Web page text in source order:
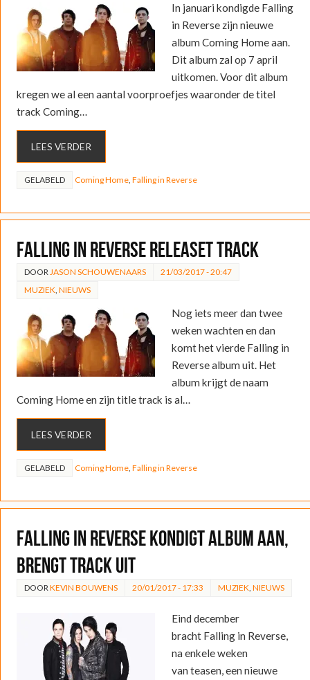
In januari kondigde Falling
in Reverse zijn nieuwe
album Coming Home aan.
Dit album zal op 7 april
uitkomen. Voor dit album
kregen we al een aantal voorproefjes waaronder de titel
track Coming…
LEES VERDER
GELABELD Coming Home, Falling in Reverse
Falling in Reverse releaset track
DOOR JASON SCHOUWENAARS
21/03/2017 - 20:47
MUZIEK NIEUWS
Nog iets meer dan twee
weken wachten en dan
komt het vierde Falling in
Reverse album uit. Het
album krijgt de naam
Coming Home en zijn title track is al…
LEES VERDER
GELABELD Coming Home, Falling in Reverse
Falling In Reverse kondigt album aan,
brengt track uit
DOOR KEVIN BOUWENS 20/01/2017 - 17:33 MUZIEK NIEUWS
Eind december
bracht Falling in Reverse,
na enkele weken
van teasen, een nieuwe